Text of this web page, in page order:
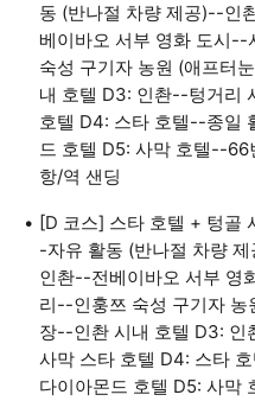
동 (반나절 차량 제공)--인
베이바오 서부 영화 도시
숙성 구기자 농원 (애프터
내 호텔 D3: 인촨--텅거리
호텔 D4: 스타 호텔--종일
드 호텔 D5: 사막 호텔--
항/역 샌딩
[D 코스] 스타 호텔 + 텅골
-자유 활동 (반나절 차량
인촨--전베이바오 서부 영
리--인훙쯔 숙성 구기자
장--인촨 시내 호텔 D3:
사막 스타 호텔 D4: 스타
다이아몬드 호텔 D5: 사